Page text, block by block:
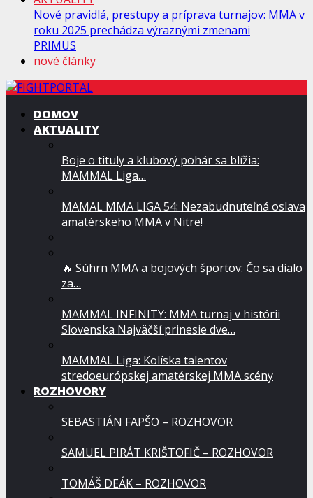
Nové pravidlá, prestupy a príprava turnajov: MMA v
roku 2025 prechádza výraznými zmenami
PRIMUS
nové články
DOMOV
AKTUALITY
Boje o tituly a klubový pohár sa blížia:
MAMMAL Liga…
MAMAL MMA LIGA 54: Nezabudnuteľná oslava
amatérskeho MMA v Nitre!
🔥 Súhrn MMA a bojových športov: Čo sa dialo
za…
MAMMAL INFINITY: MMA turnaj v histórii
Slovenska Najväčší prinesie dve…
MAMMAL Liga: Kolíska talentov
stredoeurópskej amatérskej MMA scény
ROZHOVORY
SEBASTIÁN FAPŠO – ROZHOVOR
SAMUEL PIRÁT KRIŠTOFIČ – ROZHOVOR
TOMÁŠ DEÁK – ROZHOVOR